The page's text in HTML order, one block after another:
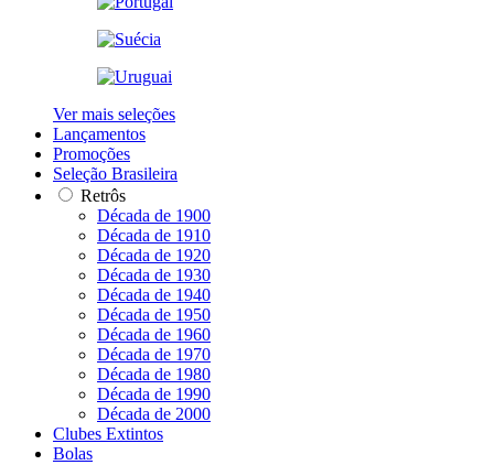
Ver mais seleções
Lançamentos
Promoções
Seleção Brasileira
Retrôs
Década de 1900
Década de 1910
Década de 1920
Década de 1930
Década de 1940
Década de 1950
Década de 1960
Década de 1970
Década de 1980
Década de 1990
Década de 2000
Clubes Extintos
Bolas